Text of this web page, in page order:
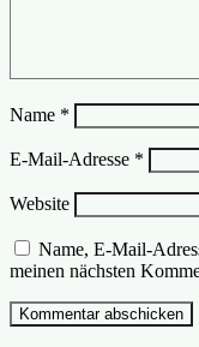
Name *
E-Mail-Adresse *
Website
Name, E-Mail-
meinen nächsten